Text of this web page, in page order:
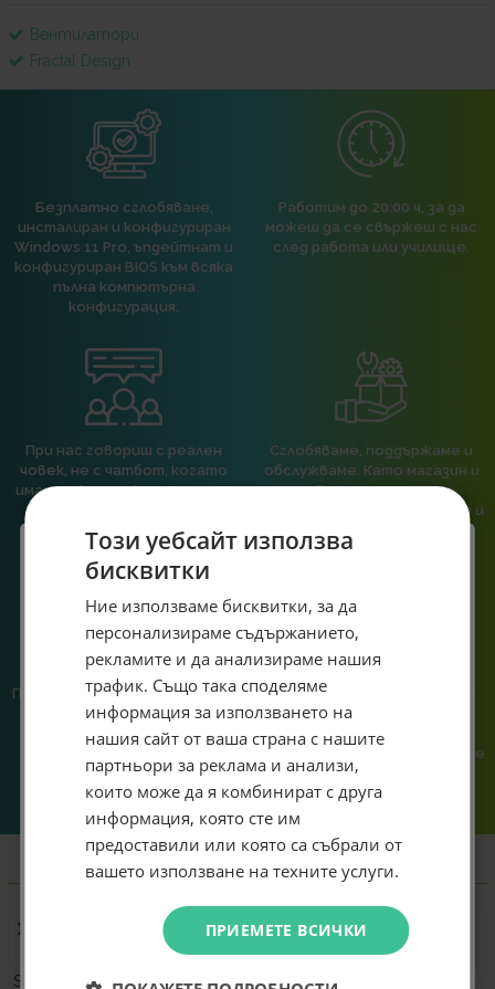
Вентилатори
Fractal Design
Безплатно сглобяване,
инсталиран и конфигуриран
Windows 11 Pro, ъпдейтнат и
конфигуриран BIOS към всяка
пълна компютърна
конфигурация.
Работим до 20:00 ч, за да
можеш да се свържеш с нас
след работа или училище.
При нас говориш с реален
човек, не с чатбот, когато
имаш нужда от консултация
Сглобяваме, поддържаме и
обслужваме. Като магазин и
сервиз на едно място
гарантираме бърза реакция и
система.
Предлагаме различни методи
на плащане, включително
възможност за плащане с
Ние сме малък екип и точно
затова поемаме лична
отговорност за всяка
поръчка. Ако има проблем – не
го прехвърляме, а го
решаваме.
Информация
Характеристик
Подробности
Size 120 mm
Този уебсайт използва
бисквитки
Ние използваме бисквитки, за да
персонализираме съдържанието,
рекламите и да анализираме нашия
трафик. Също така споделяме
информация за използването на
нашия сайт от ваша страна с нашите
партньори за реклама и анализи,
които може да я комбинират с друга
информация, която сте им
предоставили или която са събрали от
вашето използване на техните услуги.
ПРИЕМЕТЕ ВСИЧКИ
Специален подарък за
теб!
Абонирай се за ексклузивни седмични оферти и
специални предложения само за теб като
въведеш само email адрес и получи отстъпка от
първата ти поръчка.
Email
Не искам подарък